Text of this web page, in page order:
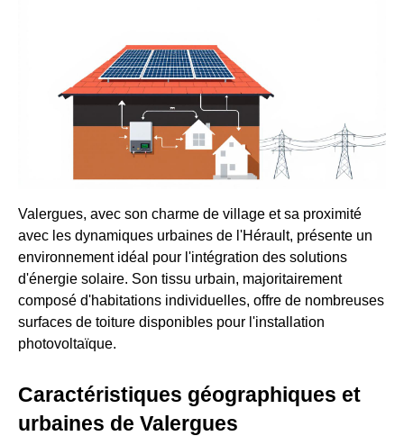
Valergues, avec son charme de village et sa proximité
avec les dynamiques urbaines de l'Hérault, présente un
environnement idéal pour l'intégration des solutions
d'énergie solaire. Son tissu urbain, majoritairement
composé d'habitations individuelles, offre de nombreuses
surfaces de toiture disponibles pour l'installation
photovoltaïque.
Caractéristiques géographiques et
urbaines de Valergues